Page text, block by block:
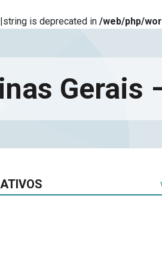
is deprecated in /web/php/
Gerais